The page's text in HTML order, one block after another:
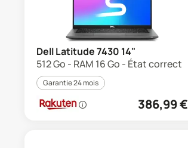
Dell Latitude 7430 14"
512 Go - RAM 16 Go - État correct
Garantie 24 mois
386,99€